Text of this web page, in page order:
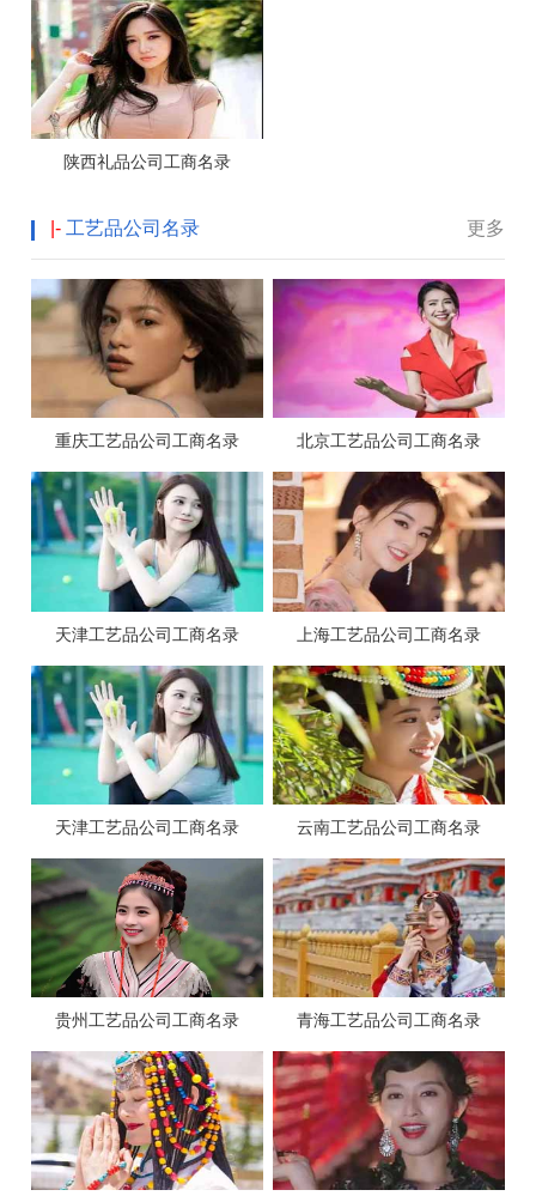
陕西礼品公司工商名录
更多
|- 工艺品公司名录
重庆工艺品公司工商名录 北京工艺品公司工商名录
天津工艺品公司工商名录 上海工艺品公司工商名录
天津工艺品公司工商名录 云南工艺品公司工商名录
贵州工艺品公司工商名录 青海工艺品公司工商名录